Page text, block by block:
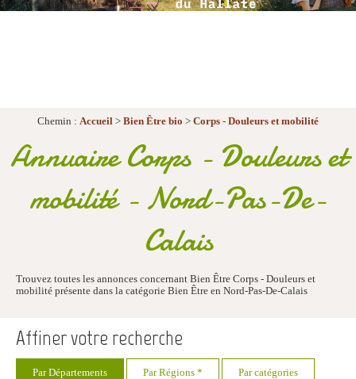
Chemin : Accueil > Bien Être bio > Corps - Douleurs et mobilité
Annuaire Corps - Douleurs et
mobilité - Nord-Pas-De-
Calais
Trouvez toutes les annonces concernant Bien Être Corps - Douleurs et
mobilité présente dans la catégorie Bien Être en Nord-Pas-De-Calais
Affiner votre recherche
Par Départements Par Régions * Par catégories